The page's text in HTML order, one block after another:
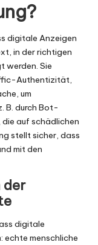
digitale Anzeigen
in der richtigen
werden. Sie
Authentizität,
um
B. durch Bot-
auf schädlichen
stellt sicher, dass
mit den
der
digitale
echte menschliche